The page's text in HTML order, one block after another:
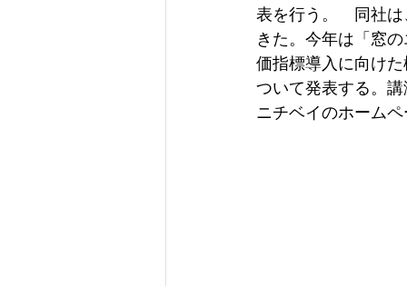
表を行う。　同社
きた。今年は「窓
価指標導入に向け
ついて発表する。
ニチベイのホーム